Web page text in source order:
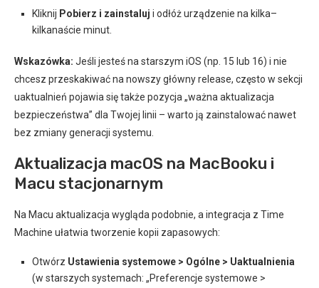
Kliknij Pobierz i zainstaluj i odłóż urządzenie na kilka–
kilkanaście minut.
Wskazówka: Jeśli jesteś na starszym iOS (np. 15 lub 16) i nie
chcesz przeskakiwać na nowszy główny release, często w sekcji
uaktualnień pojawia się także pozycja „ważna aktualizacja
bezpieczeństwa” dla Twojej linii – warto ją zainstalować nawet
bez zmiany generacji systemu.
Aktualizacja macOS na MacBooku i
Macu stacjonarnym
Na Macu aktualizacja wygląda podobnie, a integracja z Time
Machine ułatwia tworzenie kopii zapasowych:
Otwórz Ustawienia systemowe > Ogólne > Uaktualnienia
(w starszych systemach: „Preferencje systemowe >